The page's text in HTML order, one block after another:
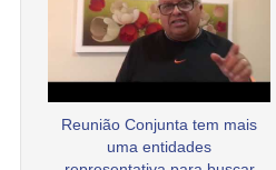
Reunião Conjunta tem mais
uma entidades